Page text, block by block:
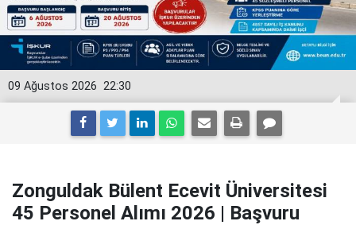
22:30
09 Ağustos 2026
Zonguldak Bülent Ecevit Üniversitesi
45 Personel Alımı 2026 | Başvuru